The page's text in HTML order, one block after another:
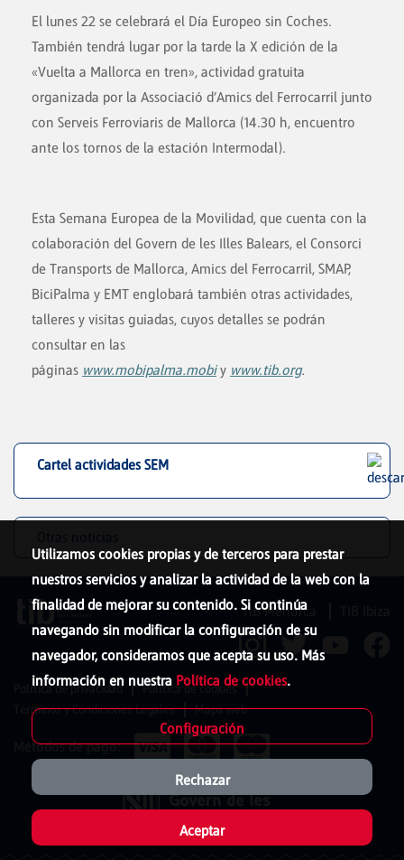
El lunes 22 se celebrará el Día Europeo sin Coches.
También tendrá lugar por la tarde la X edición de la
«Vuelta a Mallorca en tren», actividad gratuita
organizada por la Associació d’Amics del Ferrocarril junto
con Serveis Ferroviaris de Mallorca (14.30 h, encuentro
ante los tornos de la estación Intermodal).
Esta Semana Europea de la Movilidad, que cuenta con la
colaboración del Govern de les Illes Balears, el Consorci
de Transports de Mallorca, Amics del Ferrocarril, SMAP,
BiciPalma y EMT englobará también otras actividades,
talleres y visitas guiadas, cuyos detalles se podrán
consultar en las
páginas www.mobipalma.mobiy www.tib.org.
Cartel actividades SEM
Utilizamos cookies propias y de terceros para prestar
nuestros servicios y analizar la actividad de la web con la
finalidad de mejorar su contenido. Si continúa
navegando sin modificar la configuración de su
navegador, consideramos que acepta su uso. Más
información en nuestra Política de cookies.
Configuración
Rechazar
Aceptar
TIB Menorca
Política de privacidad
Política de cookies
Términos y Condiciones Legales
Mapa web
Métodos de pago: